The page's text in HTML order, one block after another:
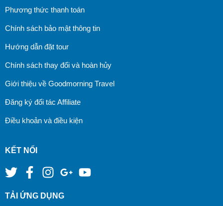
Phương thức thanh toán
Chính sách bảo mật thông tin
Hướng dẫn đặt tour
Chính sách thay đổi và hoàn hủy
Giới thiệu về Goodmorning Travel
Đăng ký đối tác Affiliate
Điều khoản và điều kiện
KẾT NỐI
TẢI ỨNG DỤNG